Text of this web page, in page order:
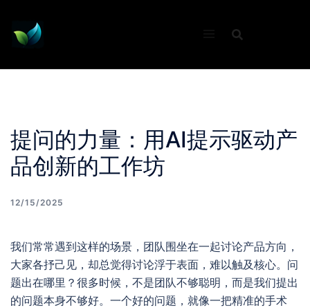
content
提问的力量：用AI提示驱动产
品创新的工作坊
12/15/2025
我们常常遇到这样的场景，团队围坐在一起讨论产品方向，
大家各抒己见，却总觉得讨论浮于表面，难以触及核心。问
题出在哪里？很多时候，不是团队不够聪明，而是我们提出
的问题本身不够好。一个好的问题，就像一把精准的手术